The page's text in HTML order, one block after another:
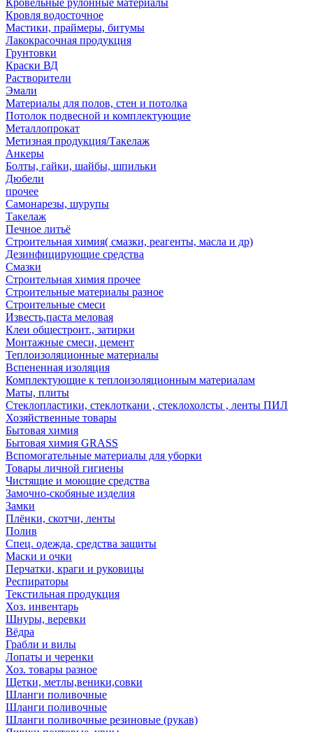
Кровельные рулонные материалы
Кровля водосточное
Мастики, праймеры, битумы
Лакокрасочная продукция
Грунтовки
Краски ВД
Растворители
Эмали
Материалы для полов, стен и потолка
Потолок подвесной и комплектующие
Металлопрокат
Метизная продукция/Такелаж
Анкеры
Болты, гайки, шайбы, шпильки
Дюбели
прочее
Самонарезы, шурупы
Такелаж
Печное литьё
Строительная химия( смазки, реагенты, масла и др)
Дезинфицирующие средства
Смазки
Строительная химия прочее
Строительные материалы разное
Строительные смеси
Известь,паста меловая
Клеи общестроит., затирки
Монтажные смеси, цемент
Теплоизоляционные материалы
Вспененная изоляция
Комплектующие к теплоизоляционным материалам
Маты, плиты
Стеклопластики, стеклоткани , стеклохолсты , ленты ПИЛ
Хозяйственные товары
Бытовая химия
Бытовая химия GRASS
Вспомогательные материалы для уборки
Товары личной гигиены
Чистящие и моющие средства
Замочно-скобяные изделия
Замки
Плёнки, скотчи, ленты
Полив
Спец. одежда, средства защиты
Маски и очки
Перчатки, краги и руковицы
Респираторы
Текстильная продукция
Хоз. инвентарь
Шнуры, веревки
Вёдра
Грабли и вилы
Лопаты и черенки
Хоз. товары разное
Щетки, метлы,веники,совки
Шланги поливочные
Шланги поливочные
Шланги поливочные резиновые (рукав)